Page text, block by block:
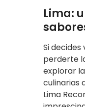
Lima:
Si decides
perderte
explorar
culinarias
Lima